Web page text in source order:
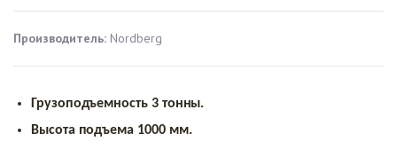
Производитель: Nordberg
Грузоподъемность 3 тонны.
Высота подъема 1000 мм.